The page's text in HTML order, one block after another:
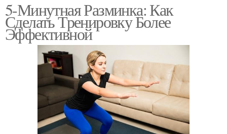
5-Минутная Разминка: Как
Сделать Тренировку Более
Эффективной